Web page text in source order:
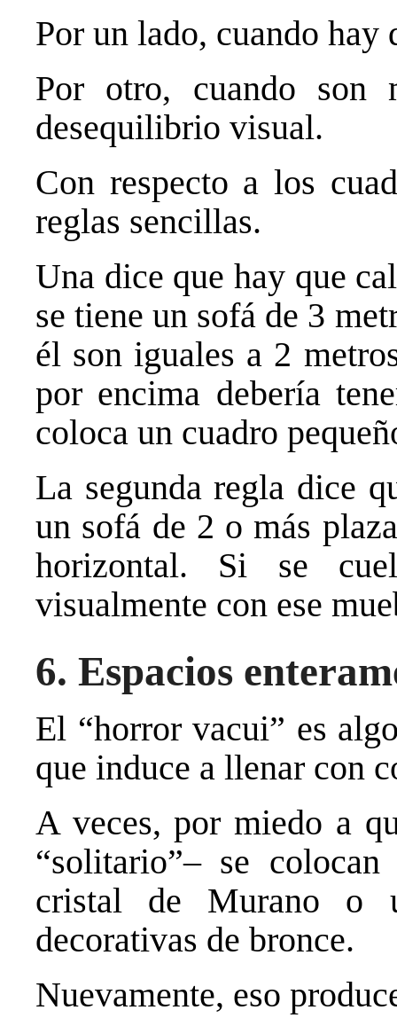
Por un lado, cuando hay
Por otro, cuando son
desequilibrio visual.
Con respecto a los
reglas sencillas.
Una dice que hay que
se tiene un sofá de 3
él son iguales a 2
por encima debería
coloca un cuadro
La segunda regla dice
un sofá de 2 o más
horizontal. Si se
visualmente con ese
6. Espacios
El “horror vacui” es
que induce a llenar con
A veces, por miedo a
“solitario”– se
cristal de Murano o
decorativas de bronce.
Nuevamente, eso